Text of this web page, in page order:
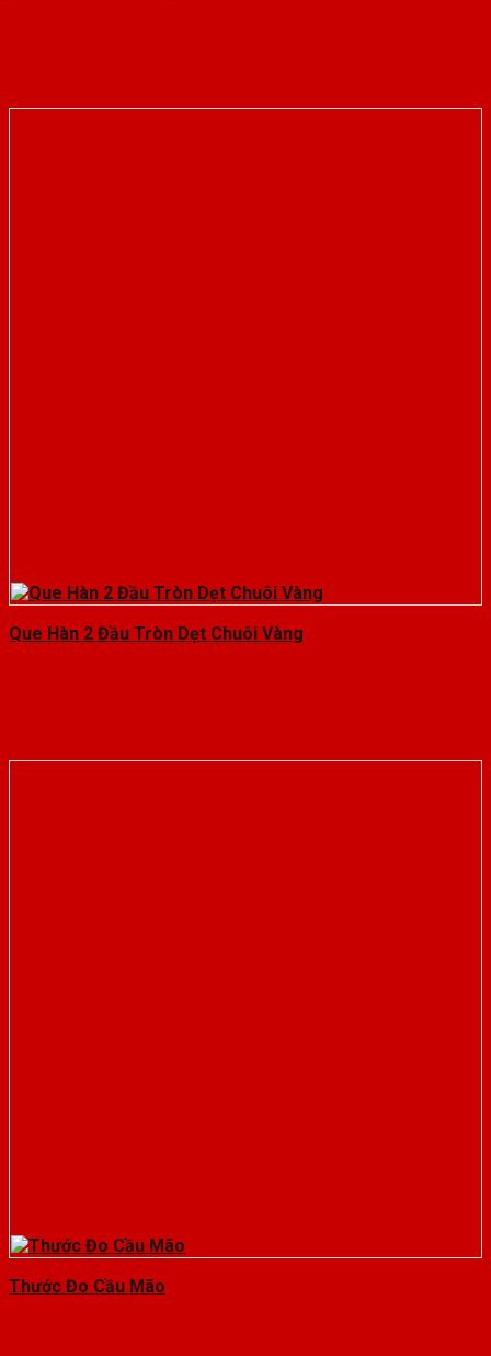
Que Hàn 2 Đầu Tròn Dẹt Chuôi Vàng
Thước Đo Cầu Mão